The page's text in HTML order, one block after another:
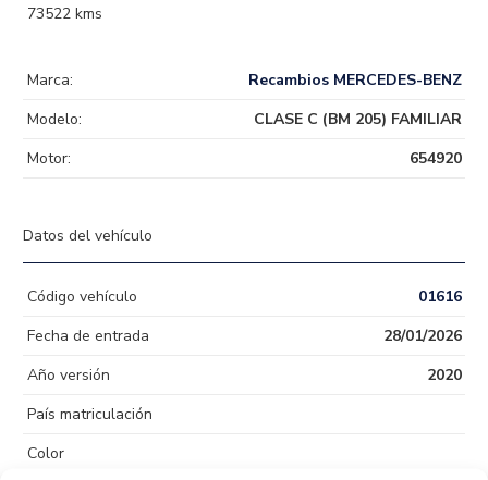
73522 kms
Marca:
Recambios MERCEDES-BENZ
Modelo:
CLASE C (BM 205) FAMILIAR
Motor:
654920
Datos del vehículo
Código vehículo
01616
Fecha de entrada
28/01/2026
Año versión
2020
País matriculación
Color